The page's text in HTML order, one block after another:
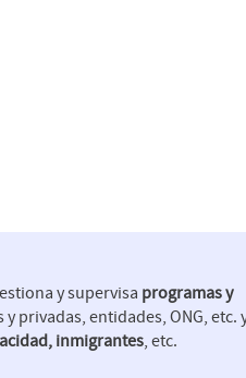
y supervisa programas y
privadas, entidades, ONG, etc.
inmigrantes, etc.